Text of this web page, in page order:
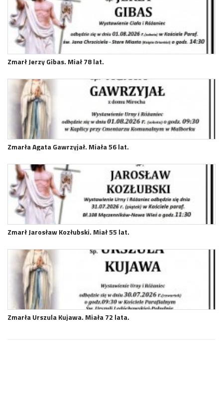
Zmarł Jerzy Gibas. Miał 78 lat.
Zmarła Agata Gawrzyjał. Miała 56 lat.
Zmarł Jarosław Kozłubski. Miał 55 lat.
Zmarła Urszula Kujawa. Miała 72 lata.